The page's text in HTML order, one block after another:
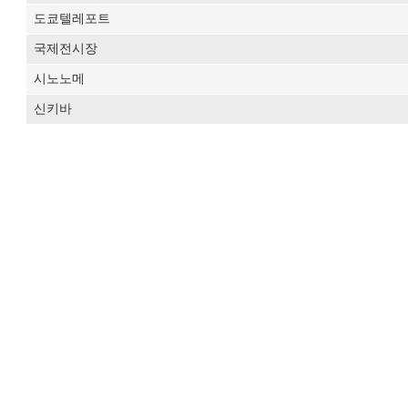
도쿄텔레포트
국제전시장
시노노메
신키바